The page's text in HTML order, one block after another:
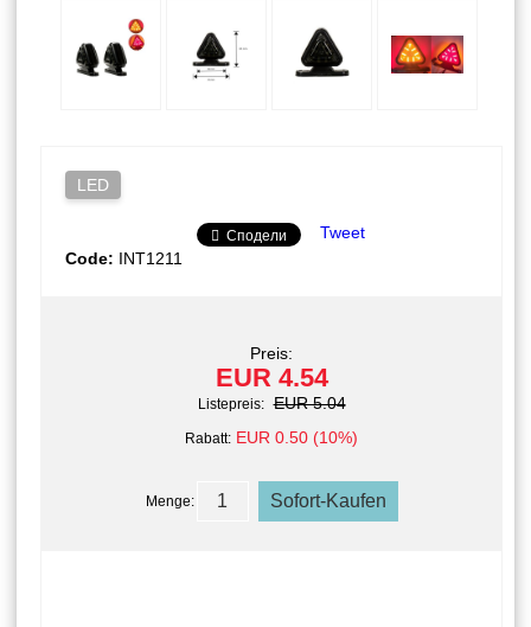
LED
Сподели
Tweet
Code: INT1211
Preis:
EUR 4.54
Listepreis: EUR 5.04
Rabatt: EUR 0.50 (10%)
Menge: